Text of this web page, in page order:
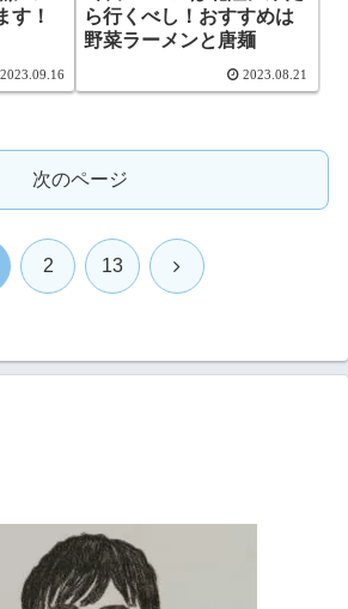
す！
2023.09.16
ら行くべし！おすすめは
野菜ラーメンと唐麺
2023.08.21
次のページ
2 13 次